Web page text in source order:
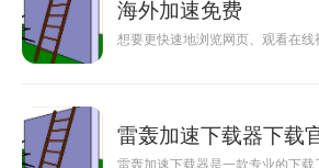
海外加速免费
想要更快速地浏览网页、观看在
雷轰加速下载器下载